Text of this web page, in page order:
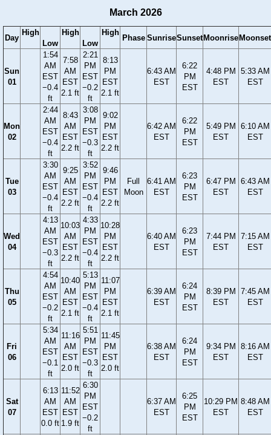
March 2026
Day
High
Low
High
Low
High
Phase SunriseSunset Moonrise Moonset
Sun
01
1:54
AM
EST
−0.4
ft
7:58
AM
EST
2.1 ft
2:21
PM
EST
−0.2
ft
8:13
PM
EST
2.1 ft
6:43 AM
EST
6:22
PM
EST
4:48 PM
EST
5:33 AM
EST
Mon
02
2:44
AM
EST
−0.4
ft
8:43
AM
EST
2.2 ft
3:08
PM
EST
−0.3
ft
9:02
PM
EST
2.2 ft
6:42 AM
EST
6:22
PM
EST
5:49 PM
EST
6:10 AM
EST
Tue
03
3:30
AM
EST
−0.4
ft
9:25
AM
EST
2.2 ft
3:52
PM
EST
−0.4
ft
9:46
PM
EST
2.2 ft
Full
Moon
6:41 AM
EST
6:23
PM
EST
6:47 PM
EST
6:43 AM
EST
Wed
04
4:13
AM
EST
−0.3
ft
10:03
AM
EST
2.2 ft
4:33
PM
EST
−0.4
ft
10:28
PM
EST
2.2 ft
6:40 AM
EST
6:23
PM
EST
7:44 PM
EST
7:15 AM
EST
Thu
05
4:54
AM
EST
−0.2
ft
10:40
AM
EST
2.1 ft
5:13
PM
EST
−0.4
ft
11:07
PM
EST
2.1 ft
6:39 AM
EST
6:24
PM
EST
8:39 PM
EST
7:45 AM
EST
Fri
06
5:34
AM
EST
−0.1
ft
11:16
AM
EST
2.0 ft
5:51
PM
EST
−0.3
ft
11:45
PM
EST
2.0 ft
6:38 AM
EST
6:24
PM
EST
9:34 PM
EST
8:16 AM
EST
Sat
07
6:13
AM
EST
0.0 ft
11:52
AM
EST
1.9 ft
6:30
PM
EST
−0.2
ft
6:37 AM
EST
6:25
PM
EST
10:29 PM
EST
8:48 AM
EST